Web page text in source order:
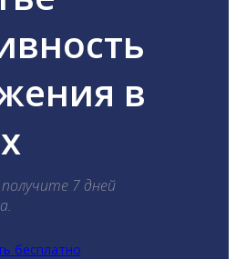
в
7 дней
бесплатно